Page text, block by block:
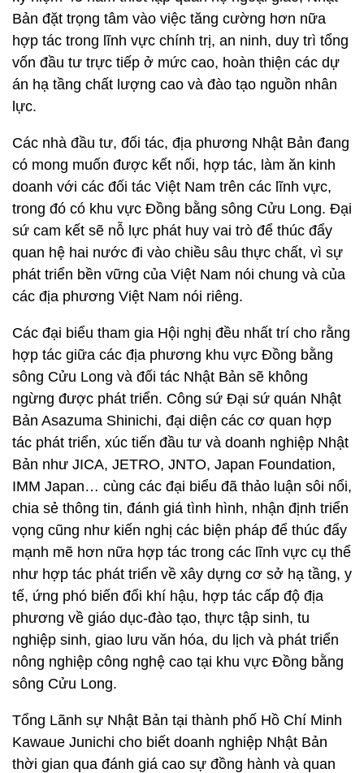
Bản đặt trọng tâm vào việc tăng cường hơn nữa
hợp tác trong lĩnh vực chính trị, an ninh, duy trì tổng
vốn đầu tư trực tiếp ở mức cao, hoàn thiện các dự
án hạ tầng chất lượng cao và đào tạo nguồn nhân
lực.
Các nhà đầu tư, đối tác, địa phương Nhật Bản đang
có mong muốn được kết nối, hợp tác, làm ăn kinh
doanh với các đối tác Việt Nam trên các lĩnh vực,
trong đó có khu vực Đồng bằng sông Cửu Long. Đại
sứ cam kết sẽ nỗ lực phát huy vai trò để thúc đẩy
quan hệ hai nước đi vào chiều sâu thực chất, vì sự
phát triển bền vững của Việt Nam nói chung và của
các địa phương Việt Nam nói riêng.
Các đại biểu tham gia Hội nghị đều nhất trí cho rằng
hợp tác giữa các địa phương khu vực Đồng bằng
sông Cửu Long và đối tác Nhật Bản sẽ không
ngừng được phát triển. Công sứ Đại sứ quán Nhật
Bản Asazuma Shinichi, đại diện các cơ quan hợp
tác phát triển, xúc tiến đầu tư và doanh nghiệp Nhật
Bản như JICA, JETRO, JNTO, Japan Foundation,
IMM Japan… cùng các đại biểu đã thảo luận sôi nổi,
chia sẻ thông tin, đánh giá tình hình, nhận định triển
vọng cũng như kiến nghị các biện pháp để thúc đẩy
mạnh mẽ hơn nữa hợp tác trong các lĩnh vực cụ thể
như hợp tác phát triển về xây dựng cơ sở hạ tầng, y
tế, ứng phó biến đổi khí hậu, hợp tác cấp độ địa
phương về giáo dục-đào tạo, thực tập sinh, tu
nghiệp sinh, giao lưu văn hóa, du lịch và phát triển
nông nghiệp công nghệ cao tại khu vực Đồng bằng
sông Cửu Long.
Tổng Lãnh sự Nhật Bản tại thành phố Hồ Chí Minh
Kawaue Junichi cho biết doanh nghiệp Nhật Bản
thời gian qua đánh giá cao sự đồng hành và quan